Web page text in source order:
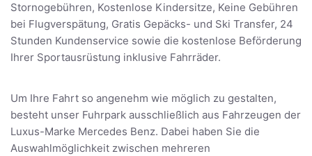
Stornogebühren, Kostenlose Kindersitze, Keine Gebühren
bei Flugverspätung, Gratis Gepäcks- und Ski Transfer, 24
Stunden Kundenservice sowie die kostenlose Beförderung
Ihrer Sportausrüstung inklusive Fahrräder.
Um Ihre Fahrt so angenehm wie möglich zu gestalten,
besteht unser Fuhrpark ausschließlich aus Fahrzeugen der
Luxus-Marke Mercedes Benz. Dabei haben Sie die
Auswahlmöglichkeit zwischen mehreren